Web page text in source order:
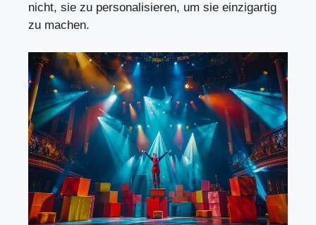
nicht, sie zu personalisieren, um sie einzigartig
zu machen.